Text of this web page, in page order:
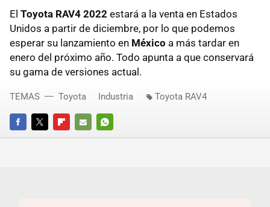
El Toyota RAV4 2022 estará a la venta en Estados
Unidos a partir de diciembre, por lo que podemos
esperar su lanzamiento en México a más tardar en
enero del próximo año. Todo apunta a que conservará
su gama de versiones actual.
FACEBOOKTWITTERFLIPBOARD
E-
WHATSAPP
TEMAS Toyota Industria Toyota RAV4